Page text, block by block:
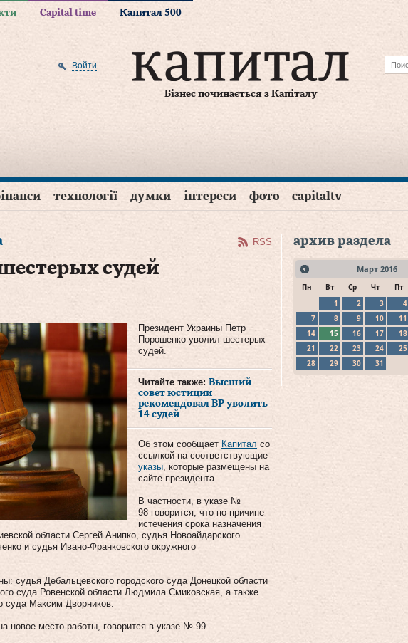
Capital time Капитал 500
Бізнес починається з Капіталу
Войти
технології думки інтереси фото capitaltv
RSS
судей
Президент Украины Петр
Порошенко уволил шестерых
судей.
Читайте также: Высший
совет юстиции
рекомендовал ВР уволить
14 судей
Об этом сообщает Капитал со
ссылкой на соответствующие
указы, которые размещены на
сайте президента.
В частности, в указе №
98 говорится, что по причине
истечения срока назначения
области Сергей Анипко, судья Новоайдарского
и судья Ивано-Франковского окружного
судья Дебальцевского городского суда Донецкой области
суда Ровенской области Людмила Смиковская, а также
суда Максим Дворников.
новое место работы, говорится в указе № 99.
архив раздела
Март 2016
Пн Вт Ср Чт Пт
1
2 3 4
7
8 9 10 11
14
15 16 17 18
21
22 23 24 25
28
29 30 31